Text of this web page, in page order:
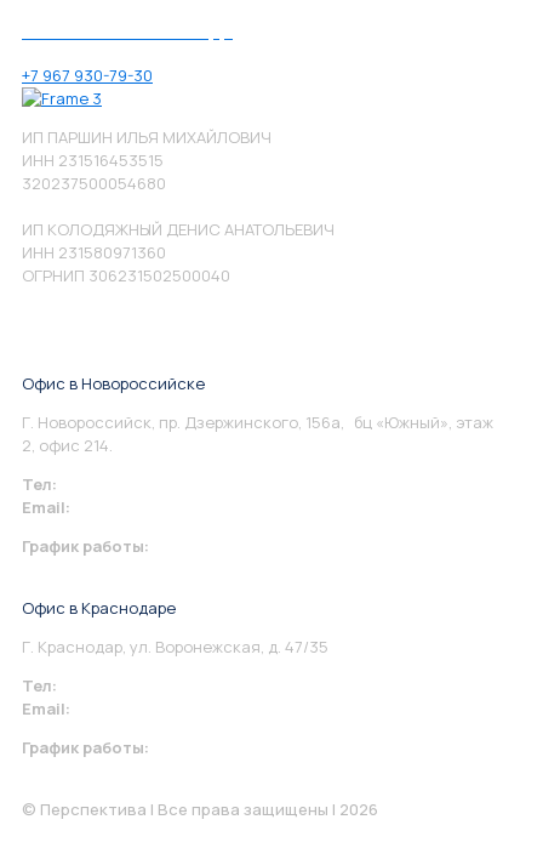
+7 967 930-79-30
ИП ПАРШИН ИЛЬЯ МИХАЙЛОВИЧ
ИНН 231516453515
320237500054680
ИП КОЛОДЯЖНЫЙ ДЕНИС АНАТОЛЬЕВИЧ
ИНН 231580971360
ОГРНИП 306231502500040
Офис в Новороссийске
Г. Новороссийск, пр. Дзержинского, 156а, бц «Южный», этаж
2, офис 214.
Тел:
Email:
График работы:
Офис в Краснодаре
Г. Краснодар, ул. Воронежская, д. 47/35
Тел:
Email:
График работы:
© Перспектива | Все права защищены | 2026